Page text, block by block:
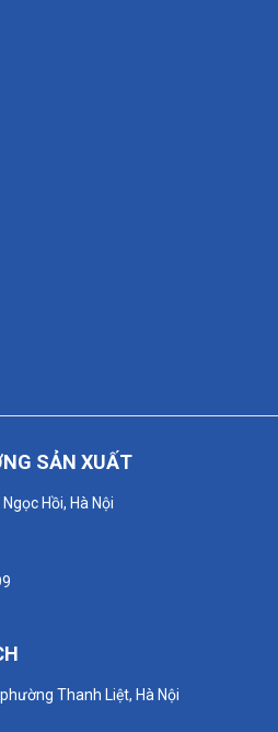
SẢN XUẤT
Hồi, Hà Nội
Thanh Liệt, Hà Nội